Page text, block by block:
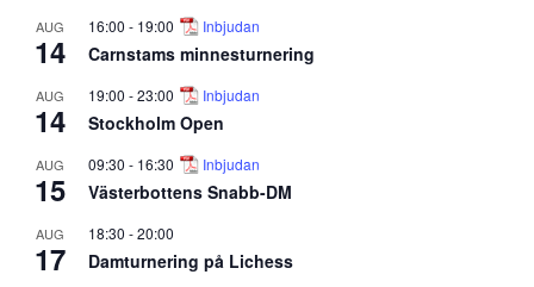
AUG
14
16:00 - 19:00 Inbjudan
Carnstams minnesturnering
AUG
14
19:00 -23:00 Inbjudan
Stockholm Open
AUG
15
09:30 - 16:30 Inbjudan
Västerbottens Snabb-DM
AUG
17
18:30 -20:00
Damturnering på Lichess